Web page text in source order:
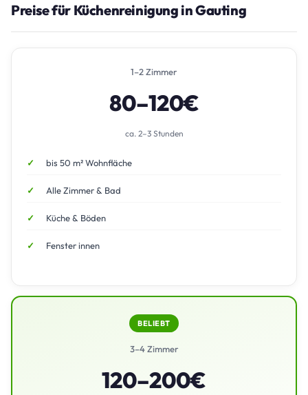
Preise für Küchenreinigung in Gauting
1–2 Zimmer
80–120€
ca. 2–3 Stunden
bis 50 m² Wohnfläche
Alle Zimmer & Bad
Küche & Böden
Fenster innen
BELIEBT
3–4 Zimmer
120–200€